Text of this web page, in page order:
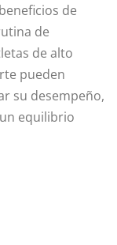
de
de
de alto
pueden
su desempeño,
equilibrio